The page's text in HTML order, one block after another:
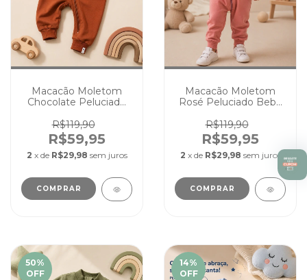
Macacão Moletom
Chocolate Peluciado
Quentinho Inverno
R$119,90
R$59,95
2 x de R$29,98 sem juros
COMPRAR
Macacão Moletom
Rosé Peluciado Bebê
Inverno
R$119,90
R$59,95
2 x de R$29,98 sem juros
COMPRAR
50%
OFF
14%
OFF